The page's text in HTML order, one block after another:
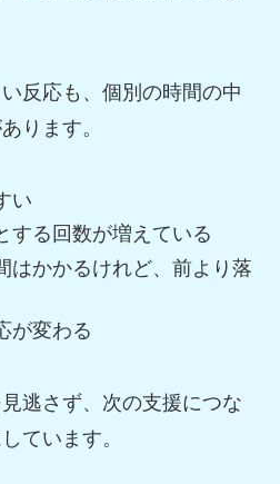
反応も、個別の時間の中
ります。
い
する回数が増えている
はかかるけれど、前より落
が変わる
逃さず、次の支援につな
ています。